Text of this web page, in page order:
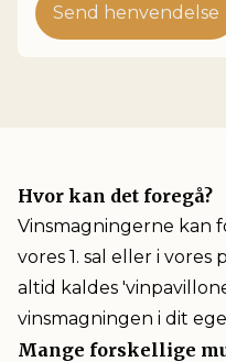
Send henvendelse
Hvor kan det foregå?
Vinsmagningerne kan
vores 1. sal eller i
altid kaldes
vinsmagningen i dit
Mange forskellige